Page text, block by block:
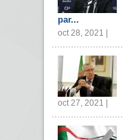
par...
oct 28, 2021 |
oct 27, 2021 |